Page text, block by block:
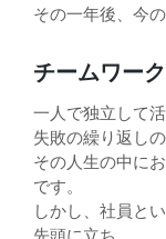
その一年後、今
チームワー
一人で独立して
失敗の繰り返し
その人生の中に
です。
しかし、社員と
先頭に立ち、